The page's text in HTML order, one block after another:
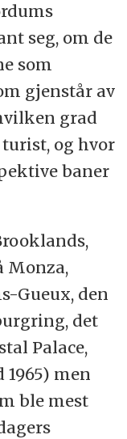
seg, om de
som
gjenstår av
grad
og hvor
baner
Monza,
Gueux, den
det
Palace,
men
ble mest